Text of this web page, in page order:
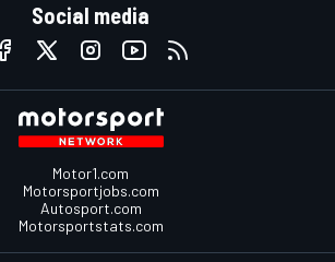
Social media
Motor1.com
Motorsportjobs.com
Autosport.com
Motorsportstats.com